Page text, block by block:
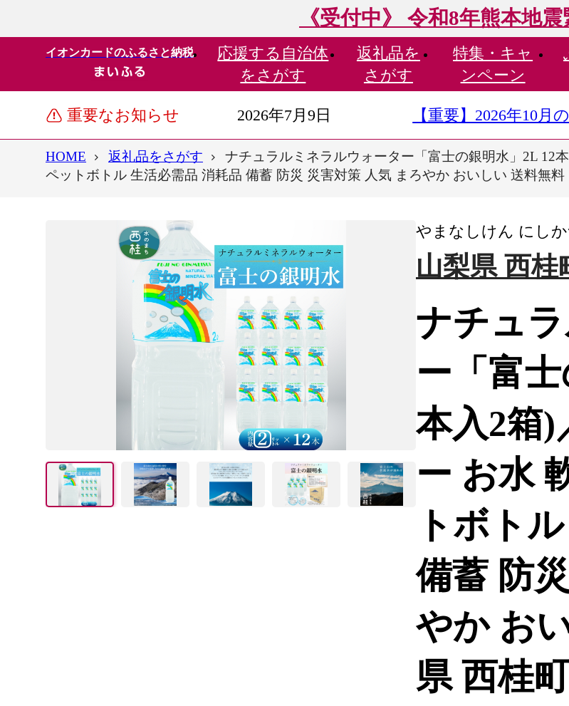
《受付中》 令和8年熊本地
イオンカードのふるさと納税 応援する 自治体
をさがす
返礼品を
さがす
特集・ キャ
ンペーン
重要なお知らせ 2026年7月9日 【重要】2026年10
HOME 返礼品をさがす
ナチュラルミネラルウォーター「富士の銀明水」2L 12
ペットボトル 生活必需品 消耗品 備蓄 防災 災害対策 人気 まろやか おいしい 送料無料
やまなしけん にし
山梨県 西桂
ナチュ
ー「富
本入2箱)
ー お水
トボト
備蓄 防
やか お
県 西桂